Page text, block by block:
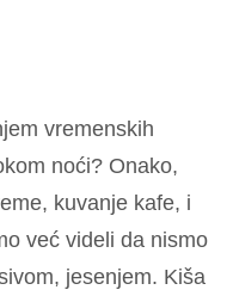
vremenskih
noći? Onako,
kuvanje kafe, i
već videli da nismo
jesenjem. Kiša